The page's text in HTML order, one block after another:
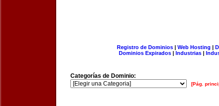
Registro de Dominios| Web Hosting |
Dominios Expirados | Industrias |
Categorías de Dominio:
[Pág.